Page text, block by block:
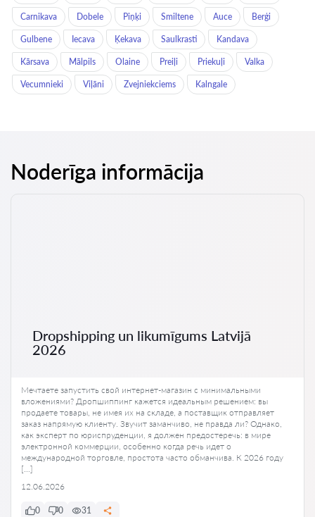
Carnikava Dobele Piņķi Smiltene Auce Berģi
Gulbene Iecava Ķekava Saulkrasti Kandava
Kārsava Mālpils Olaine Preiļi Priekuļi Valka
Vecumnieki Viļāni Zvejniekciems Kalngale
Noderīga informācija
Dropshipping un likumīgums Latvijā
2026
Мечтаете запустить свой интернет-магазин с минимальными
вложениями? Дропшиппинг кажется идеальным решением: вы
продаете товары, не имея их на складе, а поставщик отправляет
заказ напрямую клиенту. Звучит заманчиво, не правда ли? Однако,
как эксперт по юриспруденции, я должен предостеречь: в мире
электронной коммерции, особенно когда речь идет о
международной торговле, простота часто обманчива. К 2026 году
[…]
12.06.2026
0 0 31